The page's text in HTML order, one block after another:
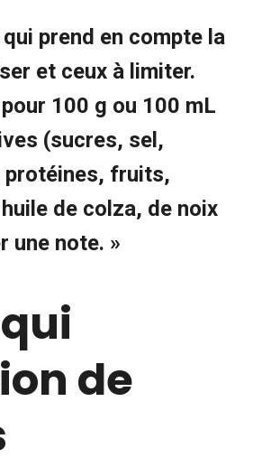
prend en compte la
et ceux à limiter.
100 g ou 100 mL
(sucres, sel,
fruits,
de colza, de noix
une note. »
de